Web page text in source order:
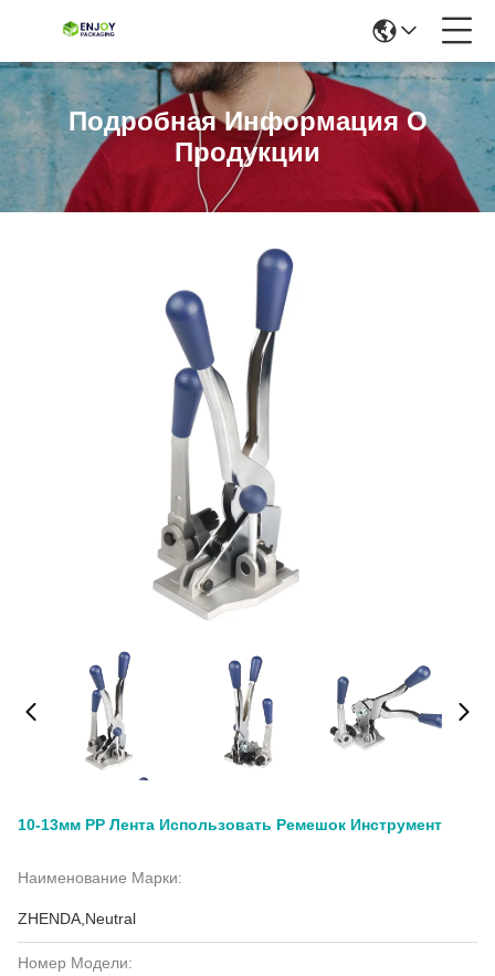
Подробная Информация О
Продукции
10-13мм PP Лента Использовать Ремешок Инструмент
Наименование Марки:
ZHENDA,Neutral
Номер Модели: